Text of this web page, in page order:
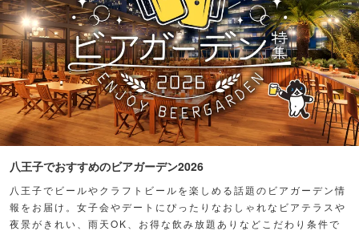
八王子でおすすめのビアガーデン2026
八王子でビールやクラフトビールを楽しめる話題のビアガーデン情
報をお届け。女子会やデートにぴったりなおしゃれなビアテラスや
夜景がきれい、雨天OK、お得な飲み放題ありなどこだわり条件で